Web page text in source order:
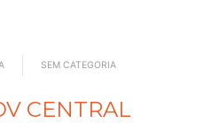
SEM CATEGORIA
CENTRAL